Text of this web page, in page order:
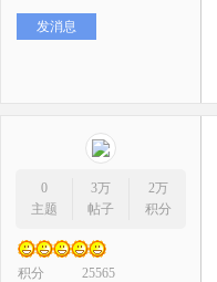
发消息
0
主题
3万
帖子
2万
积分
积分 25565